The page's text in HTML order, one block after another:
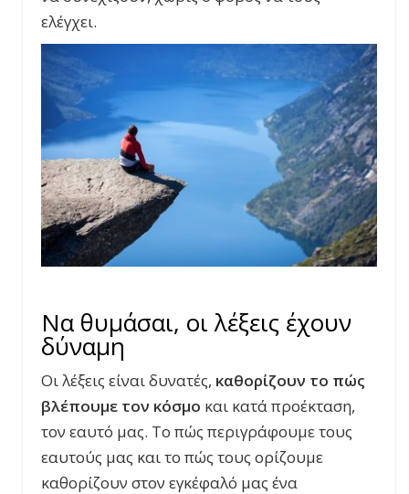
ελέγχει.
Να θυμάσαι, οι λέξεις έχουν
δύναμη
Οι λέξεις είναι δυνατές, καθορίζουν το πώς
βλέπουμε τον κόσμο και κατά προέκταση,
τον εαυτό μας. Το πώς περιγράφουμε τους
εαυτούς μας και το πώς τους ορίζουμε
καθορίζουν στον εγκέφαλό μας ένα